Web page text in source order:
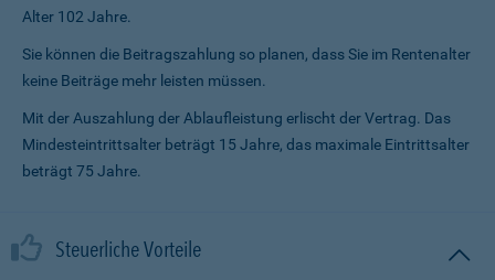
Alter 102 Jahre.
Sie können die Beitragszahlung so planen, dass Sie im Renten­alter
keine Beiträge mehr leisten müssen.
Mit der Auszahlung der Ablaufleistung erlischt der Vertrag. Das
Mindesteintrittsalter beträgt 15 Jahre, das maximale Eintrittsalter
beträgt 75 Jahre.
Steuerliche Vorteile